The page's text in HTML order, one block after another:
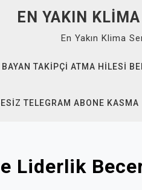
EN YAKIN
En Yakın Klima
BAYAN TAKIPÇI ATMA HILESI
TELEGRAM ABONE KASMA
Liderlik